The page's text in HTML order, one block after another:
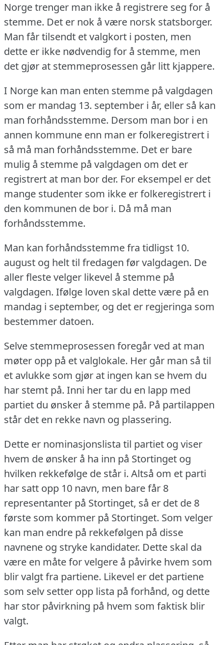
Norge trenger man ikke å registrere seg for å
stemme. Det er nok å være norsk statsborger.
Man får tilsendt et valgkort i posten, men
dette er ikke nødvendig for å stemme, men
det gjør at stemmeprosessen går litt kjappere.
I Norge kan man enten stemme på valgdagen
som er mandag 13. september i år, eller så kan
man forhåndsstemme. Dersom man bor i en
annen kommune enn man er folkeregistrert i
så må man forhåndsstemme. Det er bare
mulig å stemme på valgdagen om det er
registrert at man bor der. For eksempel er det
mange studenter som ikke er folkeregistrert i
den kommunen de bor i. Då må man
forhåndsstemme.
Man kan forhåndsstemme fra tidligst 10.
august og helt til fredagen før valgdagen. De
aller fleste velger likevel å stemme på
valgdagen. Ifølge loven skal dette være på en
mandag i september, og det er regjeringa som
bestemmer datoen.
Selve stemmeprosessen foregår ved at man
møter opp på et valglokale. Her går man så til
et avlukke som gjør at ingen kan se hvem du
har stemt på. Inni her tar du en lapp med
partiet du ønsker å stemme på. På partilappen
står det en rekke navn og plassering.
Dette er nominasjonslista til partiet og viser
hvem de ønsker å ha inn på Stortinget og
hvilken rekkefølge de står i. Altså om et parti
har satt opp 10 navn, men bare får 8
representanter på Stortinget, så er det de 8
første som kommer på Stortinget. Som velger
kan man endre på rekkefølgen på disse
navnene og stryke kandidater. Dette skal da
være en måte for velgere å påvirke hvem som
blir valgt fra partiene. Likevel er det partiene
som selv setter opp lista på forhånd, og dette
har stor påvirkning på hvem som faktisk blir
valgt.